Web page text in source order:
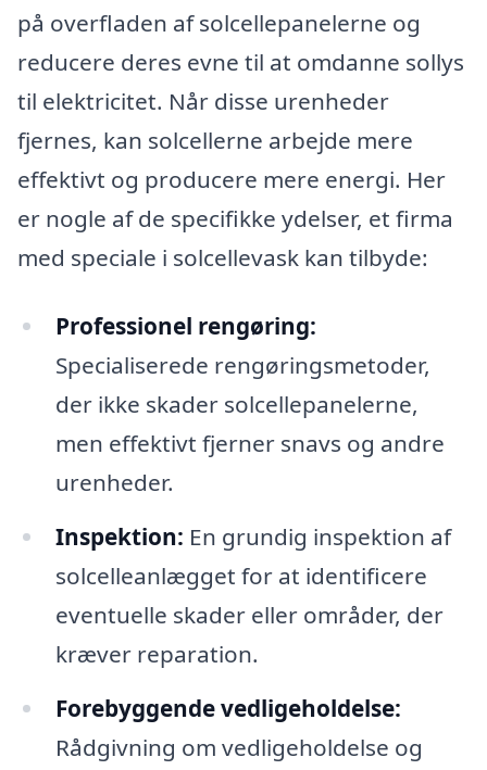
på overfladen af solcellepanelerne og
reducere deres evne til at omdanne sollys
til elektricitet. Når disse urenheder
fjernes, kan solcellerne arbejde mere
effektivt og producere mere energi. Her
er nogle af de specifikke ydelser, et firma
med speciale i solcellevask kan tilbyde:
Professionel rengøring:
Specialiserede rengøringsmetoder,
der ikke skader solcellepanelerne,
men effektivt fjerner snavs og andre
urenheder.
Inspektion: En grundig inspektion af
solcelleanlægget for at identificere
eventuelle skader eller områder, der
kræver reparation.
Forebyggende vedligeholdelse:
Rådgivning om vedligeholdelse og